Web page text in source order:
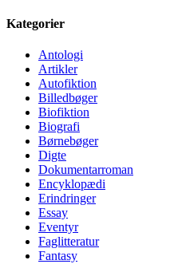
Kategorier
Antologi
Artikler
Autofiktion
Billedbøger
Biofiktion
Biografi
Børnebøger
Digte
Dokumentarroman
Encyklopædi
Erindringer
Essay
Eventyr
Faglitteratur
Fantasy